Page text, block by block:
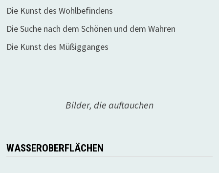
Die Kunst des Wohlbefindens
Die Suche nach dem Schönen und dem Wahren
Die Kunst des Müßigganges
Bilder, die auftauchen
WASSEROBERFLÄCHEN